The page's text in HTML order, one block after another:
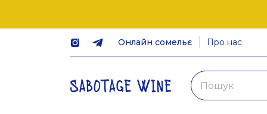
Онлайн сомельє Про нас